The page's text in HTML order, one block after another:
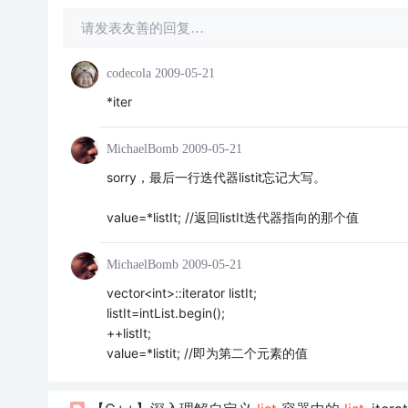
请发表友善的回复…
codecola 2009-05-21
*iter
MichaelBomb 2009-05-21
sorry，最后一行迭代器listit忘记大写。
value=*listIt; //返回listIt迭代器指向的那个值
MichaelBomb 2009-05-21
vector<int>::iterator listIt;
listIt=intList.begin();
++listIt;
value=*listit; //即为第二个元素的值